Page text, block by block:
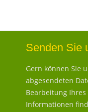
Senden Sie
Gern können Sie
abgesendeten
Bearbeitung
Informationen